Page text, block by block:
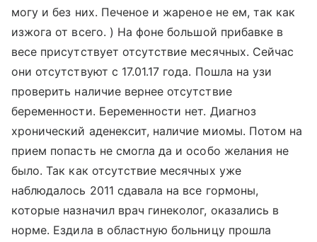
могу и без них. Печеное и жареное не ем, так как
изжога от всего. ) На фоне большой прибавке в
весе присутствует отсутствие месячных. Сейчас
они отсутствуют с 17.01.17 года. Пошла на узи
проверить наличие вернее отсутствие
беременности. Беременности нет. Диагноз
хронический аденексит, наличие миомы. Потом на
прием попасть не смогла да и особо желания не
было. Так как отсутствие месячных уже
наблюдалось 2011 сдавала на все гормоны,
которые назначил врач гинеколог, оказались в
норме. Ездила в областную больницу прошла